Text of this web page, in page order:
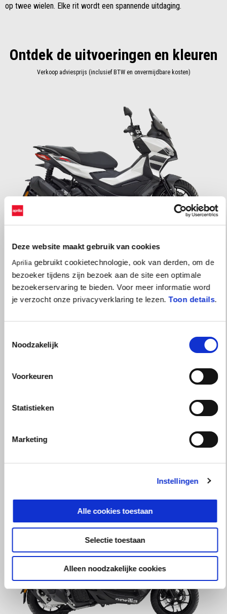
Deze website maakt gebruik van cookies
Aprilia gebruikt cookietechnologie, ook van derden, om de
bezoeker tijdens zijn bezoek aan de site een optimale
bezoekerservaring te bieden. Voor meer informatie word
je verzocht onze privacyverklaring te lezen.Toon details.
Noodzakelijk
Voorkeuren
Statistieken
Marketing
Instellingen
Alle cookies toestaan
Selectie toestaan
Alleen noodzakelijke cookies
op twee wielen. Elke rit wordt een spannende uitdaging.
Ontdek de uitvoeringen en kleuren
Verkoop adviesprijs (inclusief BTW en onvermijdbare kosten)
Opalescent Light
Street Grey
Aprilia Black
Aprilia SR GT 125
€ 3.780 € 4.780
Space White
Red Raceway
Savana Grey